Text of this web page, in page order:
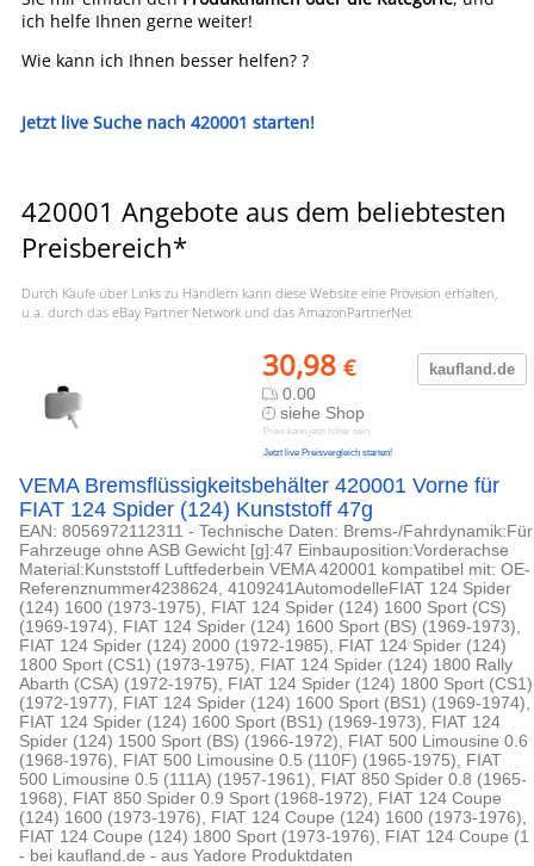
ich helfe Ihnen gerne weiter!
Wie kann ich Ihnen besser helfen? ?
Jetzt live Suche nach 420001 starten!
420001 Angebote aus dem beliebtesten
Preisbereich*
Durch Käufe über Links zu Händlern kann diese Website eine Provision erhalten,
u.a. durch das eBay Partner Network und das AmazonPartnerNet
kaufland.de
30,98 €
0.00
siehe Shop
Preis kann jetzt höher sein
Jetzt live Preisvergleich starten!
VEMA Bremsflüssigkeitsbehälter 420001 Vorne für
FIAT 124 Spider (124) Kunststoff 47g
EAN: 8056972112311 - Technische Daten: Brems-/Fahrdynamik:Für
Fahrzeuge ohne ASB Gewicht [g]:47 Einbauposition:Vorderachse
Material:Kunststoff Luftfederbein VEMA 420001 kompatibel mit: OE-
Referenznummer4238624, 4109241AutomodelleFIAT 124 Spider
(124) 1600 (1973-1975), FIAT 124 Spider (124) 1600 Sport (CS)
(1969-1974), FIAT 124 Spider (124) 1600 Sport (BS) (1969-1973),
FIAT 124 Spider (124) 2000 (1972-1985), FIAT 124 Spider (124)
1800 Sport (CS1) (1973-1975), FIAT 124 Spider (124) 1800 Rally
Abarth (CSA) (1972-1975), FIAT 124 Spider (124) 1800 Sport (CS1)
(1972-1977), FIAT 124 Spider (124) 1600 Sport (BS1) (1969-1974),
FIAT 124 Spider (124) 1600 Sport (BS1) (1969-1973), FIAT 124
Spider (124) 1500 Sport (BS) (1966-1972), FIAT 500 Limousine 0.6
(1968-1976), FIAT 500 Limousine 0.5 (110F) (1965-1975), FIAT
500 Limousine 0.5 (111A) (1957-1961), FIAT 850 Spider 0.8 (1965-
1968), FIAT 850 Spider 0.9 Sport (1968-1972), FIAT 124 Coupe
(124) 1600 (1973-1976), FIAT 124 Coupe (124) 1600 (1973-1976),
FIAT 124 Coupe (124) 1800 Sport (1973-1976), FIAT 124 Coupe (1
- bei kaufland.de - aus Yadore Produktdaten